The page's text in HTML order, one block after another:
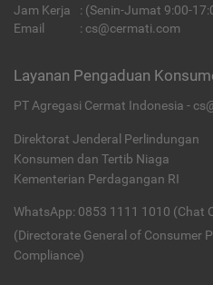
Jam Kerja
: (Senin-Jumat 9:00-
Email
: cs@cermati.com
Layanan Pengaduan
PT Agregasi Cermat Indonesia -
Direktorat Jenderal Perlindungan
Konsumen dan Tertib Niaga
Kementerian Perdagangan RI
WhatsApp: 0853 1111 1010 (Chat
(Directorate General of Consumer
Compliance)